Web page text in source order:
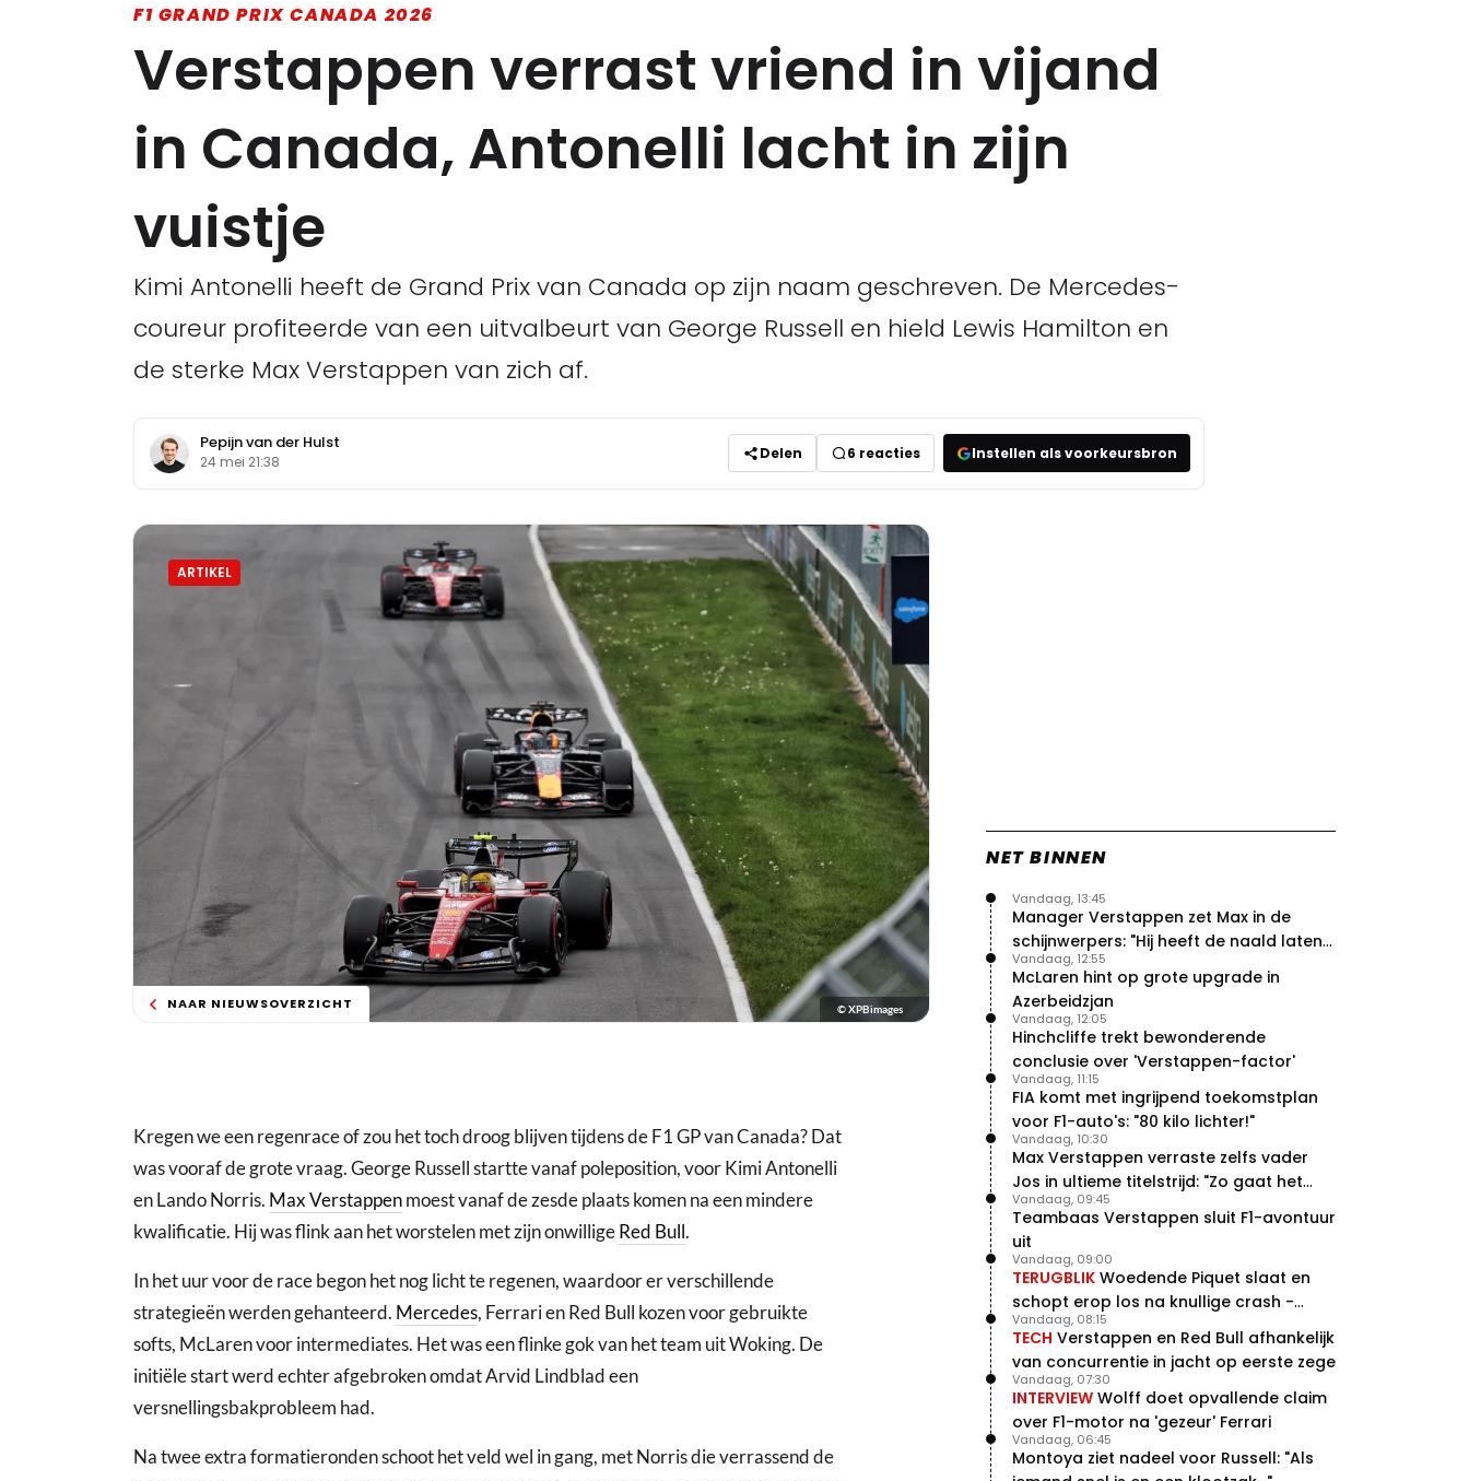
F1 GRAND PRIX CANADA 2026
Verstappen verrast vriend in vijand
in Canada, Antonelli lacht in zijn
vuistje
Kimi Antonelli heeft de Grand Prix van Canada op zijn naam geschreven. De Mercedes-
coureur profiteerde van een uitvalbeurt van George Russell en hield Lewis Hamilton en
de sterke Max Verstappen van zich af.
Pepijn van der Hulst
24 mei 21:38 Delen 6 reacties Instellen als voorkeursbron
ARTIKEL
NAAR NIEUWSOVERZICHT © XPBimages
Kregen we een regenrace of zou het toch droog blijven tijdens de F1 GP van Canada? Dat
was vooraf de grote vraag. George Russell startte vanaf poleposition, voor Kimi Antonelli
en Lando Norris. Max Verstappenmoest vanaf de zesde plaats komen na een mindere
kwalificatie. Hij was flink aan het worstelen met zijn onwilligeRed Bull.
In het uur voor de race begon het nog licht te regenen, waardoor er verschillende
strategieën werden gehanteerd. Mercedes, Ferrari en Red Bull kozen voor gebruikte
softs, McLaren voor intermediates. Het was een flinke gok van het team uit Woking. De
initiële start werd echter afgebroken omdat Arvid Lindblad een
versnellingsbakprobleem had.
Na twee extra formatieronden schoot het veld wel in gang, met Norris die verrassend de
NET BINNEN
Manager Verstappen zet Max in de
schijnwerpers: "Hij heeft de naald laten
bewegen"
Vandaag, 13:45
McLaren hint op grote upgrade in
Azerbeidzjan
Vandaag, 12:55
Hinchcliffe trekt bewonderende
conclusie over 'Verstappen-factor'
Vandaag, 12:05
FIA komt met ingrijpend toekomstplan
voor F1-auto's: "80 kilo lichter!"
Vandaag, 11:15
Max Verstappen verraste zelfs vader
Jos in ultieme titelstrijd: "Zo gaat het
altijd!"
Vandaag, 10:30
Teambaas Verstappen sluit F1-avontuur
uit
Vandaag, 09:45
TERUGBLIK Woedende Piquet slaat en
schopt erop los na knullige crash -
terugblik
Vandaag, 09:00
TECH Verstappen en Red Bull afhankelijk
van concurrentie in jacht op eerste zege
Vandaag, 08:15
INTERVIEW Wolff doet opvallende claim
over F1-motor na 'gezeur' Ferrari
Vandaag, 07:30
Montoya ziet nadeel voor Russell: "Als
Vandaag, 06:45